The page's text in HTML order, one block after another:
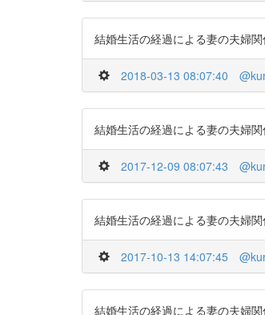
結婚生活の経過による妻の夫婦
2018-03-13 08:07:40
結婚生活の経過による妻の夫婦
2017-12-09 08:07:43
結婚生活の経過による妻の夫婦
2017-10-13 14:07:45
結婚生活の経過による妻の夫婦